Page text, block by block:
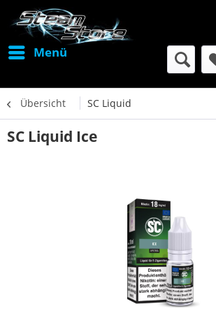
Menü
Übersicht SC Liquid
SC Liquid Ice